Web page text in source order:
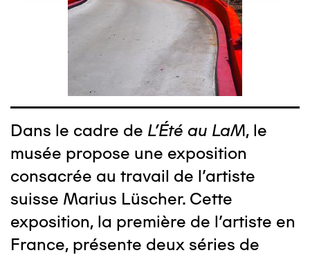
Dans le cadre de L'Été au LaM, le
musée propose une exposition
consacrée au travail de l’artiste
suisse Marius Lüscher. Cette
exposition, la première de l’artiste en
France, présente deux séries de